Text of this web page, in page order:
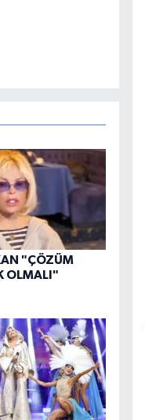
"ÇÖZÜM
OLMALI"